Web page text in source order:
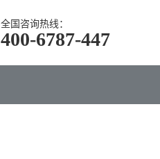
全国咨询热线：
400-6787-447